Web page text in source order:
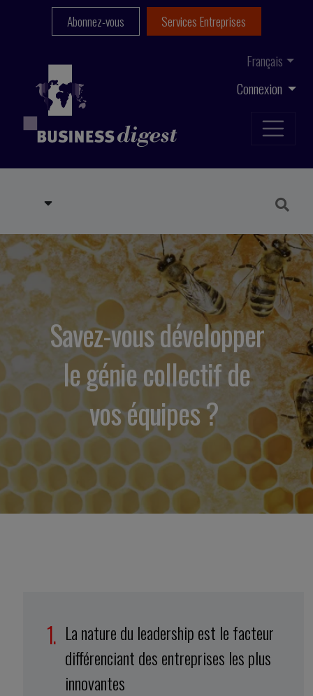
Connexion
Français
Abonnez-vous Services Entreprises
Savez-vous développer
le génie collectif de
vos équipes ?
La nature du leadership est le facteur
différenciant des entreprises les plus
innovantes